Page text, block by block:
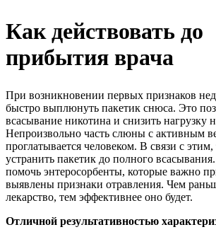
Как действовать до
прибытия врача
При возникновении первых признаков
быстро выплюнуть пакетик снюса. Это
всасывание никотина и снизить нагрузку
Непроизвольно часть слюны с активным
проглатывается человеком. В связи с этим,
устранить пакетик до полного
помочь энтеросорбенты, которые важно
выявлены признаки отравления. Чем
лекарство, тем эффективнее оно будет.
Отличной результативностью